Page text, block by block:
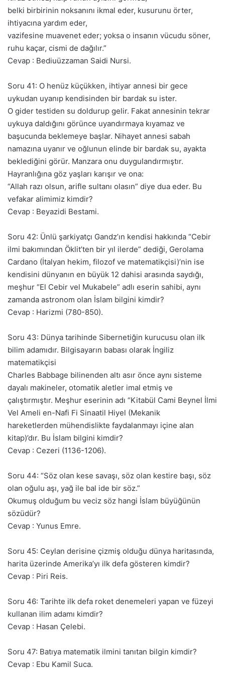
belki birbirinin noksanını ikmal eder, kusurunu örter,
ihtiyacına yardım eder,
vazifesine muavenet eder; yoksa o insanın vücudu söner,
ruhu kaçar, cismi de dağılır.”
Cevap : Bediuüzzaman Saidi Nursi.
Soru 41: O henüz küçükken, ihtiyar annesi bir gece
uykudan uyanıp kendisinden bir bardak su ister.
O gider testiden su doldurup gelir. Fakat annesinin tekrar
uykuya daldığını görünce uyandırmaya kıyamaz ve
başucunda beklemeye başlar. Nihayet annesi sabah
namazına uyanır ve oğlunun elinde bir bardak su, ayakta
beklediğini görür. Manzara onu duygulandırmıştır.
Hayranlığına göz yaşları karışır ve ona:
“Allah razı olsun, arifle sultanı olasın” diye dua eder. Bu
vefakar alimimiz kimdir?
Cevap : Beyazidi Bestami.
Soru 42: Ünlü şarkiyatçı Gandz’ın kendisi hakkında “Cebir
ilmi bakımından Öklit’ten bir yıl ilerde” dediği, Gerolama
Cardano (İtalyan hekim, filozof ve matematikçisi)’nin ise
kendisini dünyanın en büyük 12 dahisi arasında saydığı,
meşhur “El Cebir vel Mukabele” adlı eserin sahibi, aynı
zamanda astronom olan İslam bilgini kimdir?
Cevap : Harizmi (780-850).
Soru 43: Dünya tarihinde Sibernetiğin kurucusu olan ilk
bilim adamıdır. Bilgisayarın babası olarak İngiliz
matematikçisi
Charles Babbage bilinenden altı asır önce aynı sisteme
dayalı makineler, otomatik aletler imal etmiş ve
çalıştırmıştır. Meşhur eserinin adı “Kitabül Cami Beynel İlmi
Vel Ameli en-Nafi Fi Sinaatil Hiyel (Mekanik
hareketlerden mühendislikte faydalanmayı içine alan
kitap)’dır. Bu İslam bilgini kimdir?
Cevap : Cezeri (1136-1206).
Soru 44: “Söz olan kese savaşı, söz olan kestire başı, söz
olan oğulu aşı, yağ ile bal ide bir söz.”
Okumuş olduğum bu veciz söz hangi İslam büyüğünün
sözüdür?
Cevap : Yunus Emre.
Soru 45: Ceylan derisine çizmiş olduğu dünya haritasında,
harita üzerinde Amerika’yı ilk defa gösteren kimdir?
Cevap : Piri Reis.
Soru 46: Tarihte ilk defa roket denemeleri yapan ve füzeyi
kullanan ilim adamı kimdir?
Cevap : Hasan Çelebi.
Soru 47: Batıya matematik ilmini tanıtan bilgin kimdir?
Cevap : Ebu Kamil Suca.